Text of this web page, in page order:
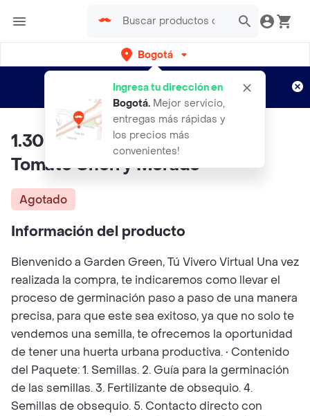
Bogotá
Ingresa tu dirección en
Bogotá. Mejor servicio,
entregas más rápidas y
los precios más
convenientes!
envíos gratis por semanas
Aplican TyC
1.300 Semillas Orgánicas De
Tomate Cherry Morado
Agotado
Información del producto
Bienvenido a Garden Green, Tú Vivero Virtual Una vez
realizada la compra, te indicaremos como llevar el
proceso de germinación paso a paso de una manera
precisa, para que este sea exitoso, ya que no solo te
vendemos una semilla, te ofrecemos la oportunidad
de tener una huerta urbana productiva. • Contenido
del Paquete: 1. Semillas. 2. Guía para la germinación
de las semillas. 3. Fertilizante de obsequio. 4.
Semillas de obsequio. 5. Contacto directo con